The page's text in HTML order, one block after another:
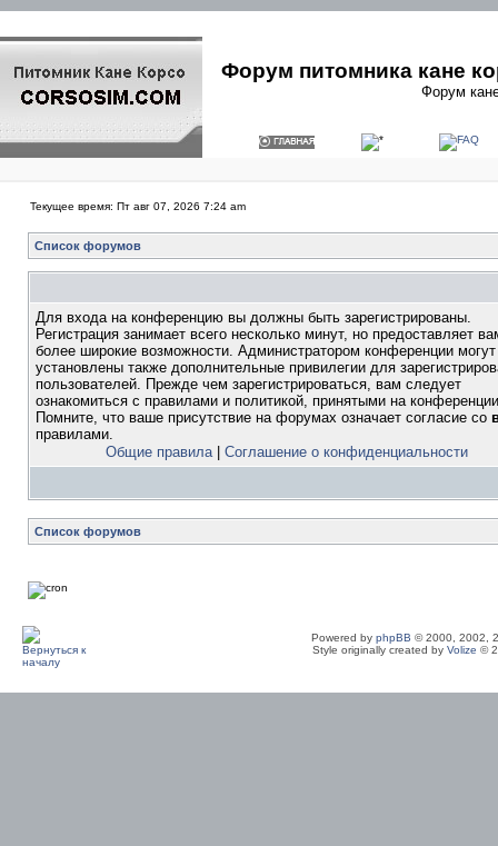
Форум питомника кане
Форум
Текущее время: Пт авг 07, 2026 7:24 am
Список форумов
Для входа на конференцию вы должны быть зарегистрированы.
Регистрация занимает всего несколько минут, но предоставляет
более широкие возможности. Администратором конференции
установлены также дополнительные привилегии для
пользователей. Прежде чем зарегистрироваться, вам следует
ознакомиться с правилами и политикой, принятыми на
Помните, что ваше присутствие на форумах означает согласие со
правилами.
Общие правила| Соглашение о конфиденциальности
Список форумов
Powered by phpBB © 2000, 2002,
Style originally created by Volize ©